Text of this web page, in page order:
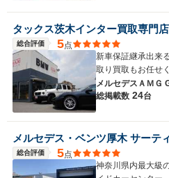
タックス茨木インター買取専門店
総合評価 5点
新車保証継承出来
取り買取もお任せ
メルセデスＡＭＧ
総掲載数 24台
メルセデス・ベンツ厚木 サーテ
総合評価 5点
神奈川県内最大級